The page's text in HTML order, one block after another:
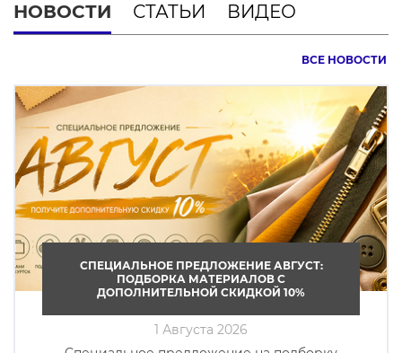
НОВОСТИ СТАТЬИ ВИДЕО
СПЕЦИАЛЬНОЕ ПРЕДЛОЖЕНИЕ АВГУСТ:
ПОДБОРКА МАТЕРИАЛОВ С
ДОПОЛНИТЕЛЬНОЙ СКИДКОЙ 10%
1 Августа 2026
ВСЕ НОВОСТИ